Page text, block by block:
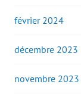
février 2024
décembre 2023
novembre 2023